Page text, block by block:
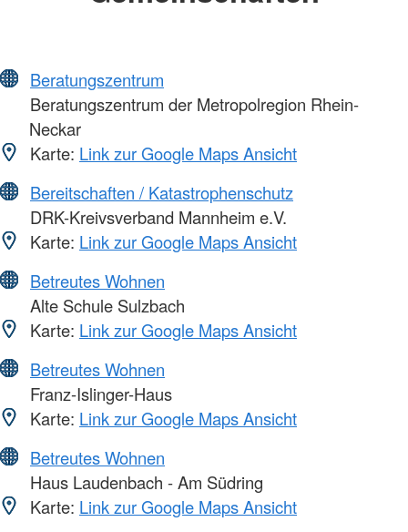
Beratungszentrum
Beratungszentrum der Metropolregion Rhein-
Neckar
Karte: Link zur Google Maps Ansicht
Bereitschaften / Katastrophenschutz
DRK-Kreivsverband Mannheim e.V.
Karte: Link zur Google Maps Ansicht
Betreutes Wohnen
Alte Schule Sulzbach
Karte: Link zur Google Maps Ansicht
Betreutes Wohnen
Franz-Islinger-Haus
Karte: Link zur Google Maps Ansicht
Betreutes Wohnen
Haus Laudenbach - Am Südring
Karte: Link zur Google Maps Ansicht